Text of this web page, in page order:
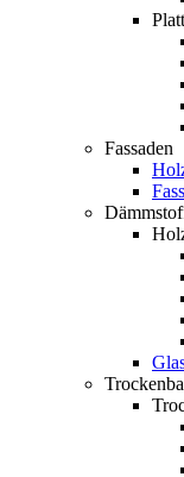
Fassaden